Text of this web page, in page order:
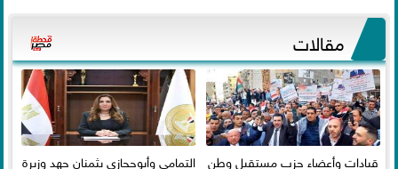
مقالات
قيادات وأعضاء حزب مستقبل وطن التمامي وأبوحجازي يثمنان جهد وزيرة